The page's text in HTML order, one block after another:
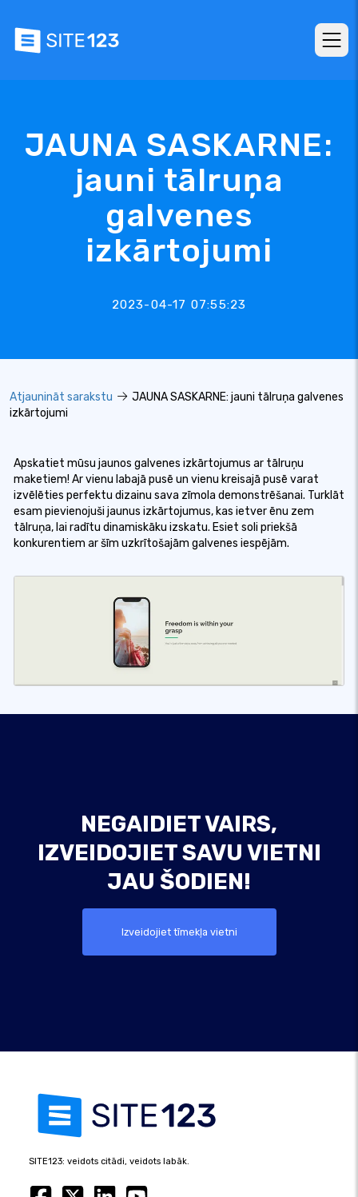
JAUNA SASKARNE:
jauni tālruņa
galvenes
izkārtojumi
2023-04-17 07:55:23
Atjaunināt sarakstu
JAUNA SASKARNE: jauni tālruņa galvenes
izkārtojumi
Apskatiet mūsu jaunos galvenes izkārtojumus ar tālruņu
maketiem! Ar vienu labajā pusē un vienu kreisajā pusē varat
izvēlēties perfektu dizainu sava zīmola demonstrēšanai. Turklāt
esam pievienojuši jaunus izkārtojumus, kas ietver ēnu zem
tālruņa, lai radītu dinamiskāku izskatu. Esiet soli priekšā
konkurentiem ar šīm uzkrītošajām galvenes iespējām.
NEGAIDIET VAIRS,
IZVEIDOJIET SAVU VIETNI
JAU ŠODIEN!
Izveidojiet tīmekļa vietni
SITE123: veidots citādi, veidots labāk.